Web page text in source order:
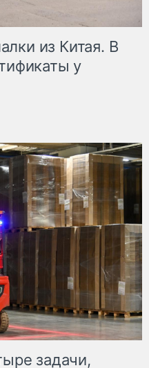
из Китая. В
у
задачи,